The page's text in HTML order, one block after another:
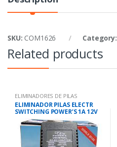
SKU: COM1626 Category:
Related products
ELIMINADORES DE PILAS
ELIMINADOR PILAS ELECTR
SWITCHING POWER’S 1A 12V
280186